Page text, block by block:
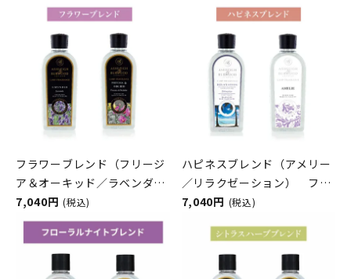
フラワーブレンド（フリージ
ア＆オーキッド／ラベンダ
ー） フレグランスランプ用
オイル
ASHLEIGH&BURWOOD（ア
シュレイアンドバーウッド）
7,040円 (税込)
ハピネスブレンド（アメリー
／リラクゼーション） フレ
グランスランプ用オイル
シュレイアンドバーウッド）
7,040円 (税込)